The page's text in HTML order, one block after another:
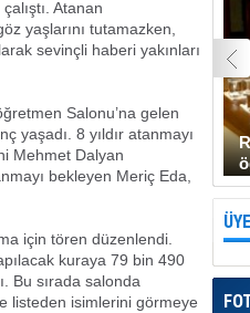
Atanan
yaşlarını tutamazken,
sevinçli haberi yakınları
Salonu’na gelen
yaşadı. 8 yıldır atanmayı
Mehmet Dalyan
bekleyen Meriç Eda,
için tören düzenlendi.
kuraya 79 bin 490
Bu sırada salonda
listeden isimlerini görmeye